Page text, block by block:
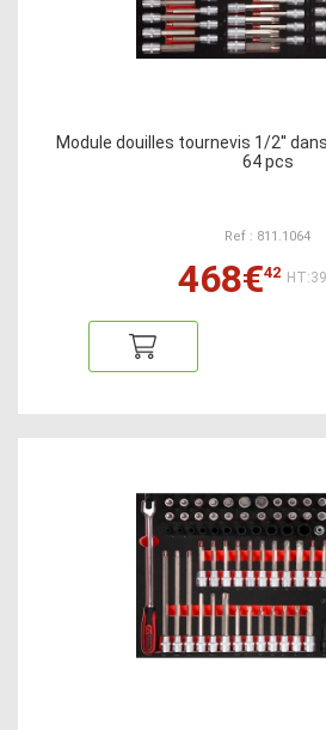
Module douilles tournevis 1/2''
64 pcs
Ref : 811.1064
468€42